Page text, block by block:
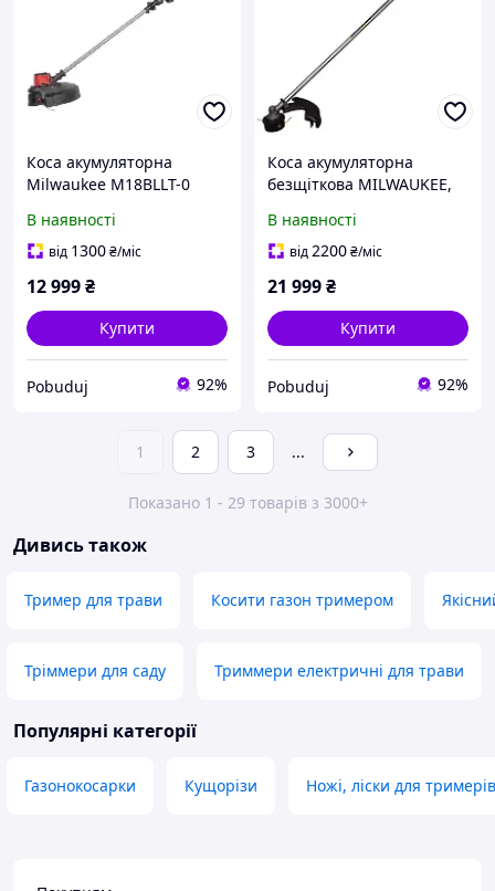
Коса акумуляторна
Milwaukee M18BLLT-0
В наявності
від 1300₴/міс
12 999₴
Купити
Pobuduj 92%
Коса акумуляторна
безщіткова MILWAUKEE,
4 лезами, ключ T30,
ранцева підвіска,
В наявності
від2200₴/міс
21 999₴
Купити
Pobuduj 92%
1 2 3 ...
Показано 1 - 29 товарів з 3000+
Дивись також
Тример для трави Косити газон тримером
Тріммери для саду Триммери електричні для трави
Популярні категорії
Газонокосарки Кущорізи Ножі, ліски для